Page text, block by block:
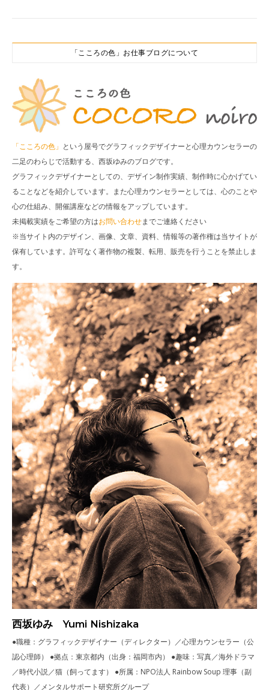
「こころの色」お仕事ブログについて
「こころの色」 という屋号でグラフィックデザイナーと心理カウンセラーの
二足のわらじで活動する、西坂ゆみのブログです。
グラフィックデザイナーとしての、デザイン制作実績、制作時に心かげてい
ることなどを紹介しています。また心理カウンセラーとしては、心のことや
心の仕組み、開催講座などの情報をアップしています。
未掲載実績をご希望の方はお問い合わせまでご連絡ください
※当サイト内のデザイン、画像、文章、資料、情報等の著作権は当サイトが
保有しています。許可なく著作物の複製、転用、販売を行うことを禁止しま
す。
西坂ゆみ Yumi Nishizaka
●職種：グラフィックデザイナー（ディレクター）／心理カウンセラー（公
認心理師） ●拠点：東京都内（出身：福岡市内） ●趣味：写真／海外ドラマ
／時代小説／猫（飼ってます） ●所属：NPO法人 Rainbow Soup 理事（副
代表）／メンタルサポート研究所グループ